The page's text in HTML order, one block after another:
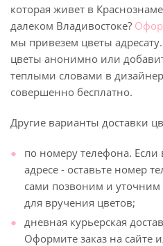
которая живет в
далеком Владивостоке?
мы привезем цветы
цветы анонимно или
теплыми словами в
совершенно бесплатно.
Другие варианты доставки
по номеру телефона.
адресе - оставьте номер
сами позвоним и
для вручения цветов;
дневная курьерская
Оформите заказ на сайте